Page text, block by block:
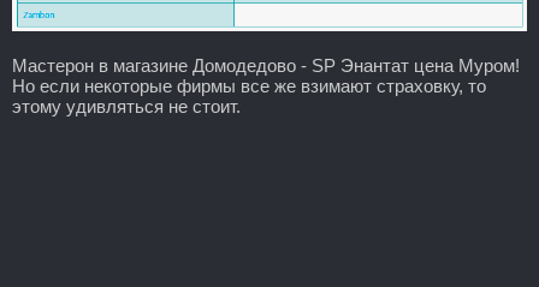
Мастерон в магазине Домодедово - SP Энантат цена Муром!
Но если некоторые фирмы все же взимают страховку, то
этому удивляться не стоит.